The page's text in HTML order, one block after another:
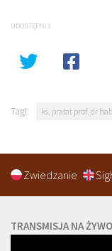
UDOSTĘPNIJ
Tagi: ks. prałat prof. dr
Zwiedzanie
TRANSMISJA NA ŻYWO